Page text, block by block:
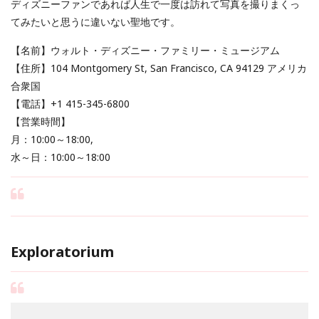
ディズニーファンであれば人生で一度は訪れて写真を撮りまくっ
てみたいと思うに違いない聖地です。
【名前】ウォルト・ディズニー・ファミリー・ミュージアム
【住所】104 Montgomery St, San Francisco, CA 94129 アメリカ
合衆国
【電話】+1 415-345-6800
【営業時間】
月：10:00～18:00,
水～日：10:00～18:00
Exploratorium